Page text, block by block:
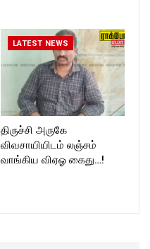
LATEST NEWS
திருச்சி அருகே
விவசாயியிடம் லஞ்சம்
வாங்கிய விஏஓ கைது…!